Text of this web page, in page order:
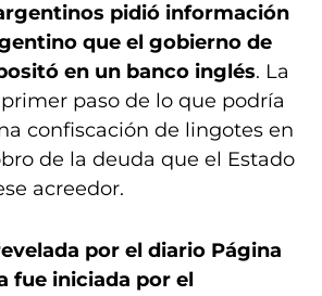
pidió información
que el gobierno de
en un banco inglés. La
paso de lo que podría
confiscación de lingotes en
de la deuda que el Estado
acreedor.
por el diario Página
fue iniciada por el